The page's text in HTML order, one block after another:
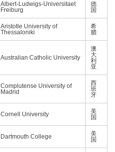
Albert-Ludwigs-Universitaet
Freiburg
德
国
Aristotle University of
Thessaloniki
希
腊
Australian Catholic University
澳
大
利
亚
Complutense University of
Madrid
西
班
牙
Cornell University
美
国
Dartmouth College
美
国